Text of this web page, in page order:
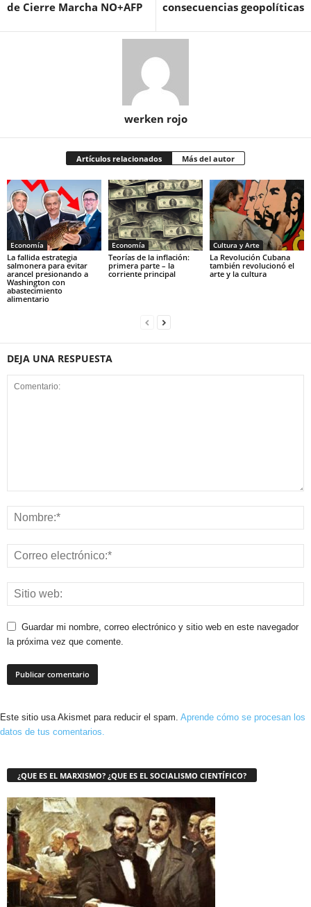
de Cierre Marcha NO+AFP
consecuencias geopolíticas
werken rojo
Artículos relacionados Más del autor
Economía
La fallida estrategia
salmonera para evitar
arancel presionando a
Washington con
abastecimiento
alimentario
Economía
Teorías de la inflación:
primera parte – la
corriente principal
Cultura y Arte
La Revolución Cubana
también revolucionó el
arte y la cultura
DEJA UNA RESPUESTA
Guardar mi nombre, correo electrónico y sitio web en este navegador
la próxima vez que comente.
Este sitio usa Akismet para reducir el spam. Aprende cómo se procesan los
datos de tus comentarios.
¿QUE ES EL MARXISMO? ¿QUE ES EL SOCIALISMO CIENTÍFICO?